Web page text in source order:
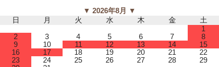
▼ 2026年8月 ▼
日
月 火 水 木 金
土
1
2
3 4 5 6 7
8
9
10 11 12 13 14
15
16
17 18 19 20 21
22
23
24 25 26 27 28
29